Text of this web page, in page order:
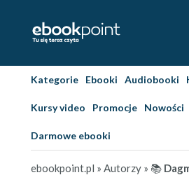
Kategorie Ebooki Audiobooki
Kursy video Promocje Nowości
Darmowe ebooki
ebookpoint.pl » Autorzy » 📚